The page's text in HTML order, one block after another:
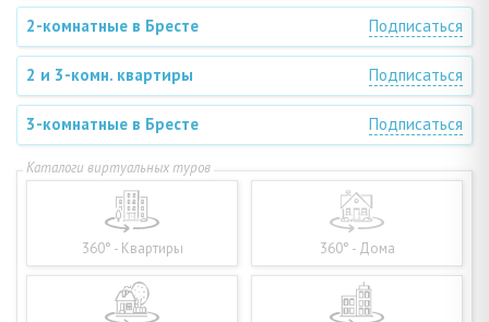
2-комнатные в Бресте Подписаться
2 и 3-комн. квартиры Подписаться
3-комнатные в Бресте Подписаться
360° - Квартиры 360° - Дома